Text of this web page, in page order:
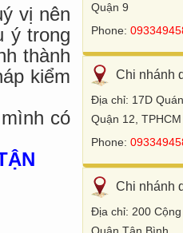
vị nên
ý trong
thành
kiểm
có
Quận 9
Phone:
Chi nhánh
Địa chỉ: 17D
Quận 12, TPHCM
Phone:
Chi nhánh
Địa chỉ: 200